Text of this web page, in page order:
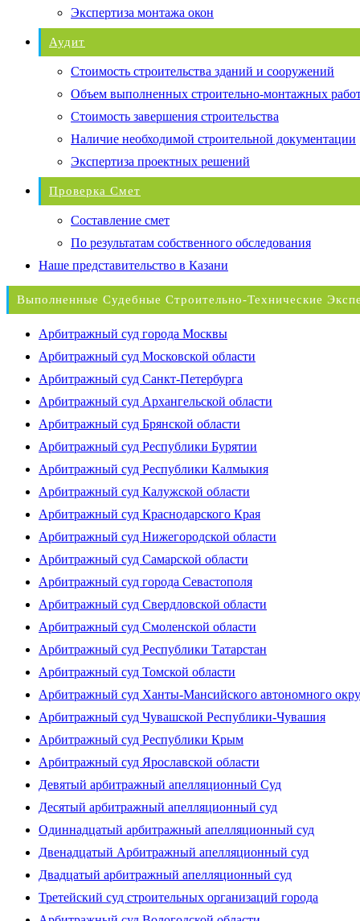
Экспертиза монтажа окон
Аудит
Стоимость строительства зданий и сооружений
Объем выполненных строительно-монтажных
Стоимость завершения строительства
Наличие необходимой строительной документации
Экспертиза проектных решений
Проверка Смет
Составление смет
По результатам собственного обследования
Наше представительство в Казани
Выполненные Судебные Строительно-Технические
Арбитражный суд города Москвы
Арбитражный суд Московской области
Арбитражный суд Санкт-Петербурга
Арбитражный суд Архангельской области
Арбитражный суд Брянской области
Арбитражный суд Республики Бурятии
Арбитражный суд Республики Калмыкия
Арбитражный суд Калужской области
Арбитражный суд Краснодарского Края
Арбитражный суд Нижегородской области
Арбитражный суд Самарской области
Арбитражный суд города Севастополя
Арбитражный суд Свердловской области
Арбитражный суд Смоленской области
Арбитражный суд Республики Татарстан
Арбитражный суд Томской области
Арбитражный суд Ханты-Мансийского автономного
Арбитражный суд Чувашской Республики-Чувашия
Арбитражный суд Республики Крым
Арбитражный суд Ярославской области
Девятый арбитражный апелляционный Суд
Десятый арбитражный апелляционный суд
Одиннадцатый арбитражный апелляционный суд
Двенадцатый Арбитражный апелляционный суд
Двадцатый арбитражный апелляционный суд
Третейский суд строительных организаций города